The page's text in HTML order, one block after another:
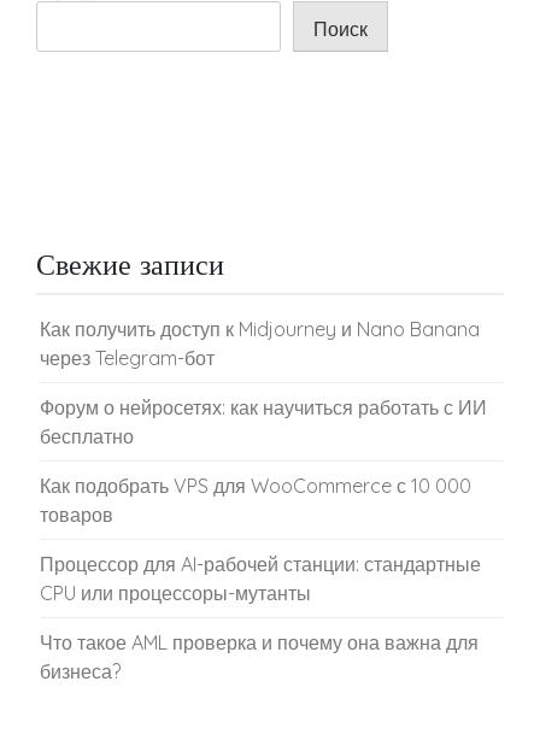
Поиск
Свежие записи
Как получить доступ к Midjourney и Nano Banana
через Telegram-бот
Форум о нейросетях: как научиться работать с ИИ
бесплатно
Как подобрать VPS для WooCommerce с 10 000
товаров
Процессор для AI-рабочей станции: стандартные
CPU или процессоры-мутанты
Что такое AML проверка и почему она важна для
бизнеса?